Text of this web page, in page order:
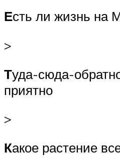
Есть ли жизнь на
>
Туда-сюда-
приятно
>
Какое растение